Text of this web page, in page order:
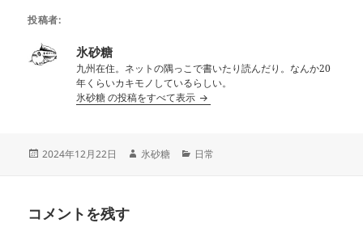
投稿者:
氷砂糖
九州在住。ネットの隅っこで書いたり読んだり。なんか20
年くらいカキモノしているらしい。
氷砂糖 の投稿をすべて表示
投
2024年12月22日
作
氷砂糖
カ
日常
コメントを残す